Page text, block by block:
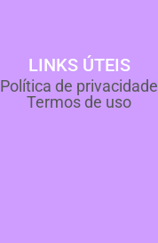
LINKS ÚTEIS
Política de privacidade
Termos de uso